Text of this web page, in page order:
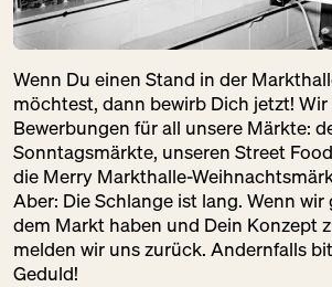
Wenn Du einen Stand in der
möchtest, dann bewirb Dich jetzt!
Bewerbungen fürall unsere Märkte:
Sonntagsmärkte, unseren Street
die Merry Markthalle-
Aber: Die Schlange ist lang. Wenn wir
dem Markt haben und Dein Konzept
melden wir uns zurück. Andernfalls
Geduld!